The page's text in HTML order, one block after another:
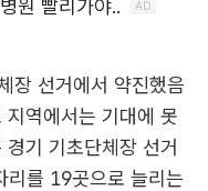
장 선거에서 약진했음
역에서는 기대에 못
기 기초단체장 선거
리를 19곳으로 늘리는